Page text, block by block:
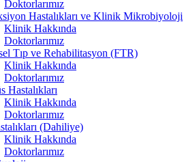
Doktorlarımız
Hastalıkları ve Klinik Mikrobiyoloji
Klinik Hakkında
Doktorlarımız
Tıp ve Rehabilitasyon (FTR)
Klinik Hakkında
Doktorlarımız
Hastalıkları
Klinik Hakkında
Doktorlarımız
(Dahiliye)
Klinik Hakkında
Doktorlarımız